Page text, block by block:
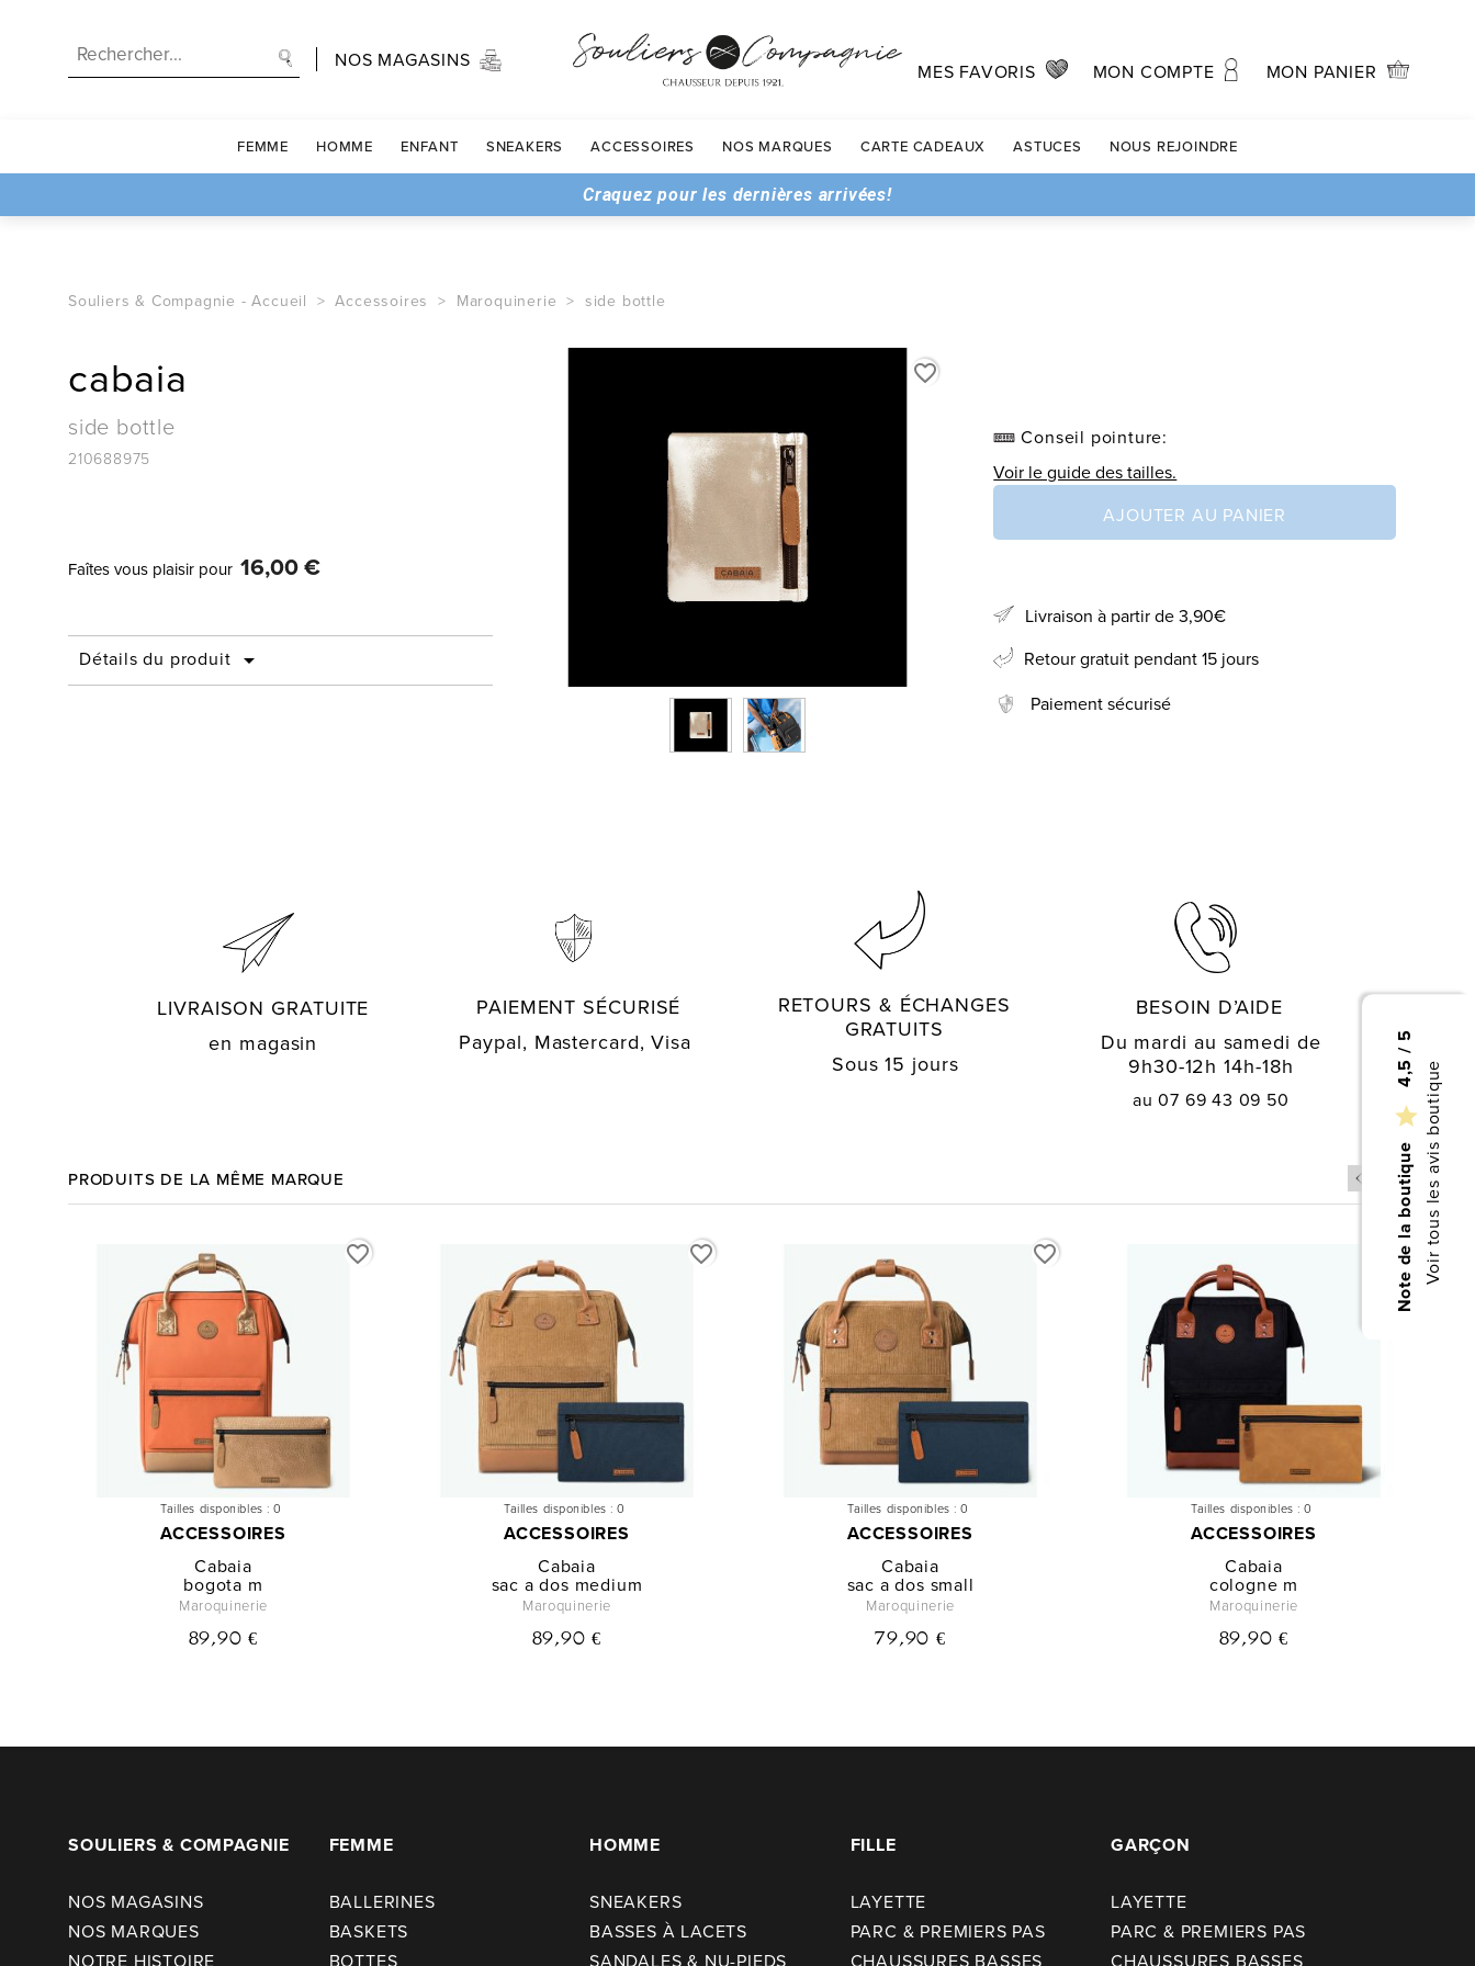
Note de la boutique

4,5 / 5
Voir tous les avis boutique
NOS MAGASINS
MES FAVORIS MON COMPTE MON PANIER
FEMME HOMME ENFANT SNEAKERS ACCESSOIRES NOS MARQUES CARTE CADEAUX ASTUCES NOUS REJOINDRE
Craquez pour les dernières arrivées!
Souliers & Compagnie -Accueil Accessoires Maroquinerie side bottle
cabaia
side bottle
210688975
Faîtes vous plaisir pour 16,00 €
Détails du produit 
favorite_border
Conseil pointure:
Voir le guide des tailles.
AJOUTER AU PANIER
Livraison à partir de 3,90€
Retour gratuit pendant 15 jours
Paiement sécurisé
LIVRAISON GRATUITE
en magasin
PAIEMENT SÉCURISÉ
Paypal, Mastercard, Visa
RETOURS & ÉCHANGES
GRATUITS
Sous 15 jours
BESOIN D’AIDE
Du mardi au samedi de
9h30-12h 14h-18h
au 07 69 43 09 50
PRODUITS DE LA MÊME MARQUE
Tailles disponibles : 0
ACCESSOIRES
Cabaia
bogota m
Maroquinerie
89,90 €
favorite_border
Tailles disponibles : 0
ACCESSOIRES
Cabaia
sac a dos medium
Maroquinerie
89,90 €
favorite_border
Tailles disponibles : 0
ACCESSOIRES
Cabaia
sac a dos small
Maroquinerie
79,90 €
favorite_border
Tailles disponibles : 0
ACCESSOIRES
Cabaia
cologne m
Maroquinerie
89,90 €
favorite_border
SOULIERS & COMPAGNIE
NOS MAGASINS
NOS MARQUES
NOTRE HISTOIRE
FEMME
BALLERINES
BASKETS
BOTTES
HOMME
SNEAKERS
BASSES À LACETS
SANDALES & NU-PIEDS
FILLE
LAYETTE
PARC & PREMIERS PAS
CHAUSSURES BASSES
GARÇON
LAYETTE
PARC & PREMIERS PAS
CHAUSSURES BASSES